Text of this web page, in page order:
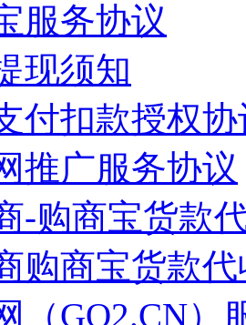
服务协议
现须知
付扣款授权协
推广服务协议
-购商宝货款
购商宝货款
（GO2.CN）